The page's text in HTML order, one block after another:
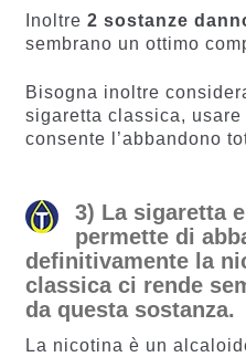
Inoltre 2 sostanze
sembrano un ottimo
Bisogna inoltre
sigaretta classica,
consente l’abbandono
3) La sigaretta
permette di
definitivamente la
classica ci rende
da questa sostanza.
La nicotina è un